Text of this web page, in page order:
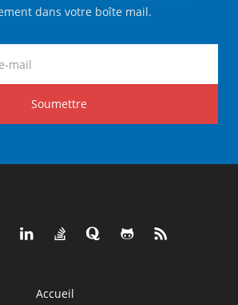
dans votre boîte mail.
Soumettre
Accueil